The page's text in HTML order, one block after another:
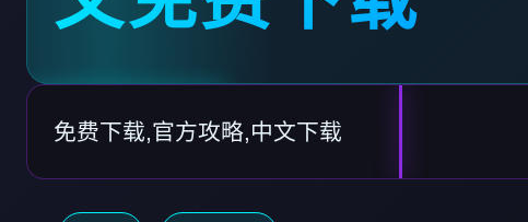
免费下载,官方攻略,中文下载